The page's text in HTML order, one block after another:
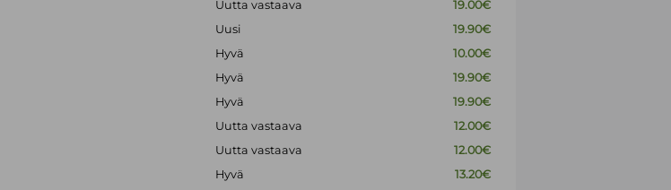
Uutta vastaava
19.00€
Uusi
19.90€
Hyvä
10.00€
Hyvä
19.90€
Hyvä
19.90€
Uutta vastaava
12.00€
Uutta vastaava
12.00€
Hyvä
13.20€